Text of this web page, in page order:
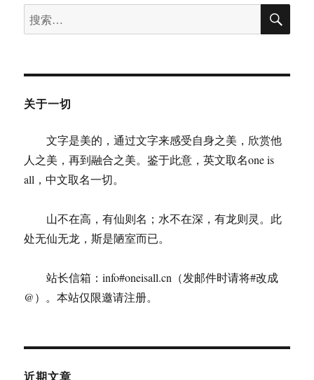
物
性
败
得
然
性
搜
索：
搜
关于一切
文字是美的，通过文字来感受自身之美，欣赏他
人之美，再到融合之美。鉴于此意，英文取名one is
all，中文取名一切。
山不在高，有仙则名；水不在深，有龙则灵。此
处无仙无龙，斯是陋室而已。
站长信箱：info#oneisall.cn（发邮件时请将#改成
@）。本站仅限邀请注册。
近期文章